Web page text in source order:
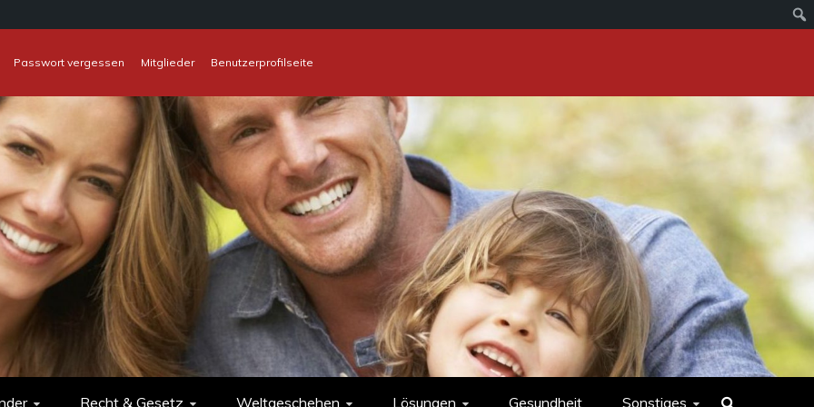
Passwort vergessen Mitglieder
Benutzerprofilseite
Recht & Gesetz Weltgeschehen Lösungen Gesundheit Sonstiges